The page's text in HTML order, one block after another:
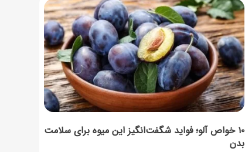
۱۰ خواص آلو؛ فواید شگفت‌انگیز این میوه برای سلامت
بدن